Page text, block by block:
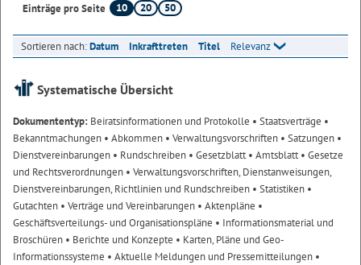
Einträge pro Seite
10 20 50
Sortieren nach:Datum Inkrafttreten Titel Relevanz
Systematische Übersicht
Dokumententyp: Beiratsinformationen und Protokolle • Staatsverträge •
Bekanntmachungen • Abkommen • Verwaltungsvorschriften • Satzungen •
Dienstvereinbarungen • Rundschreiben • Gesetzblatt• Amtsblatt• Gesetze
und Rechtsverordnungen • Verwaltungsvorschriften, Dienstanweisungen,
Dienstvereinbarungen, Richtlinien und Rundschreiben • Statistiken •
Gutachten • Verträge und Vereinbarungen • Aktenpläne •
Geschäftsverteilungs- und Organisationspläne • Informationsmaterial und
Broschüren • Berichte und Konzepte • Karten, Pläne und Geo-
Informationssysteme • Aktuelle Meldungen und Pressemitteilungen •